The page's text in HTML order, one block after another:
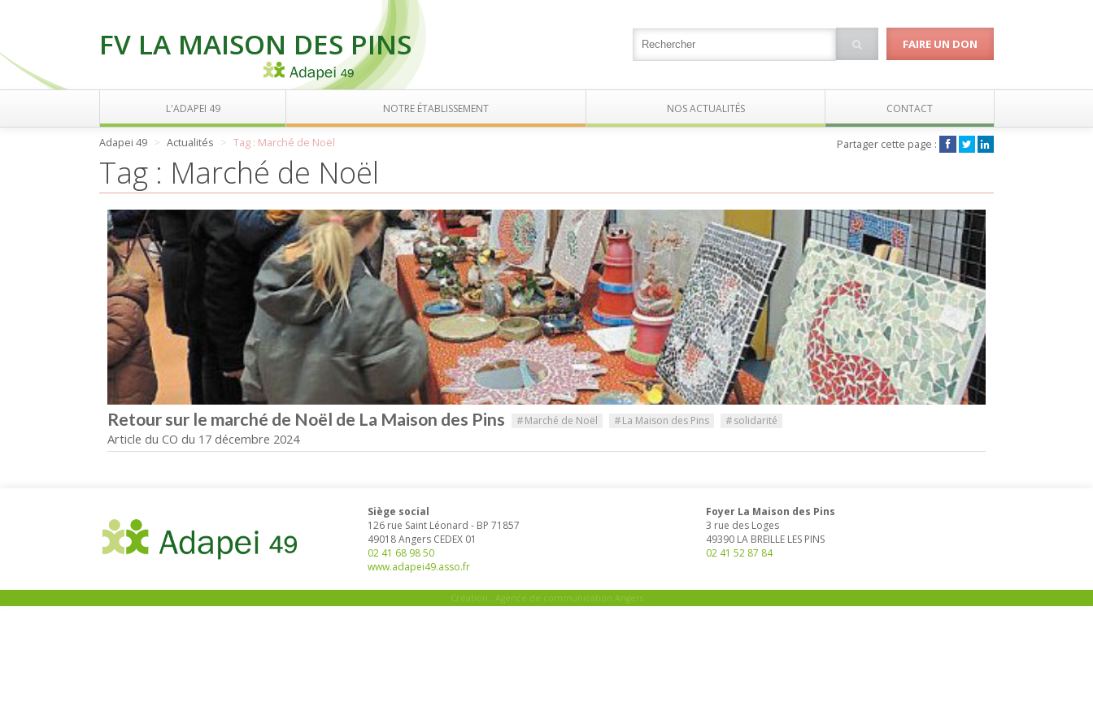
FV LA MAISON DES PINS FAIRE UN DON
L'ADAPEI 49 NOTRE ÉTABLISSEMENT NOS ACTUALITÉS CONTACT
Adapei 49 Actualités Tag : Marché de Noël Partager cette page :
Tag : Marché de Noël
Retour sur le marché de Noël de La Maison des Pins #Marché de Noël #La Maison des Pins #solidarité
Article du CO du 17 décembre 2024
Siège social
126 rue Saint Léonard - BP 71857
49018Angers CEDEX 01
02 41 68 98 50
www.adapei49.asso.fr
Foyer La Maison des Pins
3 rue des Loges
49390 LA BREILLE LES PINS
02 41 52 87 84
Création : Agence de communication Angers